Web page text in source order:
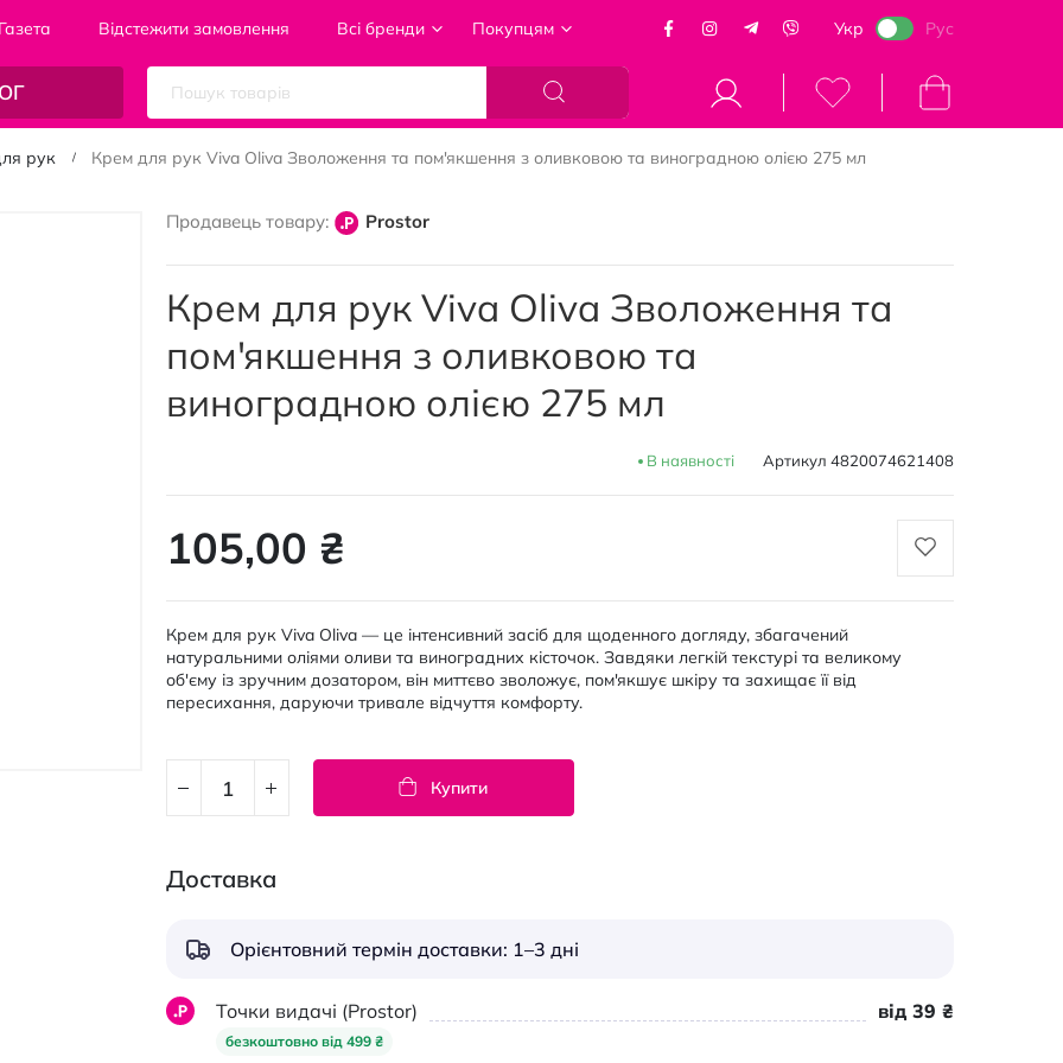
Газета Відстежити замовлення Всі бренди Покупцям Укр Рус
Кошик
рук Крем для рук Viva Oliva Зволоження та пом'якшення з оливковою та виноградною олією 275 мл
Продавець товару: Prostor
Крем для рук Viva Oliva Зволоження та
пом'якшення з оливковою та
виноградною олією 275 мл
В наявності Артикул 4820074621408
105,00 ₴
Крем для рук Viva Oliva — це інтенсивний засіб для щоденного догляду, збагачений
натуральними оліями оливи та виноградних кісточок. Завдяки легкій текстурі та великому
об'єму із зручним дозатором, він миттєво зволожує, пом'якшує шкіру та захищає її від
пересихання, даруючи тривале відчуття комфорту.
Купити
Доставка
Орієнтовний термін доставки: 1–3 дні
Точки видачі (Prostor)
безкоштовно від 499 ₴
від 39 ₴